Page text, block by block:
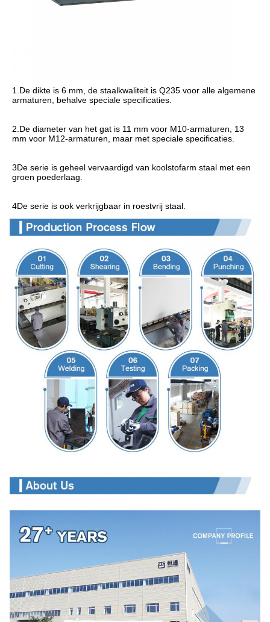
1.De dikte is 6 mm, de staalkwaliteit is Q235 voor alle algemene
armaturen, behalve speciale specificaties.
2.De diameter van het gat is 11 mm voor M10-armaturen, 13
mm voor M12-armaturen, maar met speciale specificaties.
3De serie is geheel vervaardigd van koolstofarm staal met een
groen poederlaag.
4De serie is ook verkrijgbaar in roestvrij staal.